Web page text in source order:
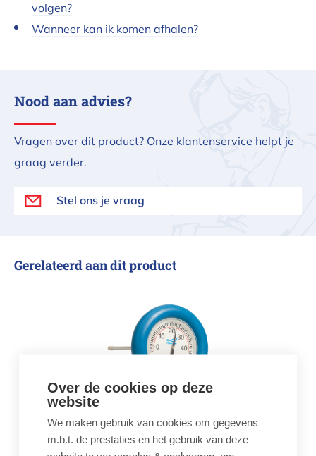
volgen?
Wanneer kan ik komen afhalen?
Nood aan advies?
Vragen over dit product? Onze klantenservice helpt je
graag verder.
Stel ons je vraag
Gerelateerd aan dit product
Thermometer Zwembad rond
rond
Over de cookies op deze
website
We maken gebruik van cookies om gegevens
m.b.t. de prestaties en het gebruik van deze